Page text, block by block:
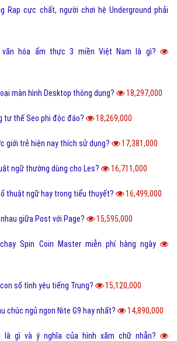
Rap cực chất, người chơi hệ Underground phải
hóa ẩm thực 3 miền Việt Nam là gì?
màn hình Desktop thông dụng? 18,297,000
tư thế Seo phi độc đáo? 18,269,000
giới trẻ hiện nay thích sử dụng? 17,381,000
ngữ thường dùng cho Les? 16,711,000
thuật ngữ hay trong tiểu thuyết? 16,499,000
giữa Post với Page? 15,595,000
Spin Coin Master miễn phí hàng ngày
số tình yêu tiếng Trung? 15,120,000
chúc ngủ ngon Nite G9 hay nhất? 14,890,000
là gì và ý nghĩa của hình xăm chữ nhẫn?